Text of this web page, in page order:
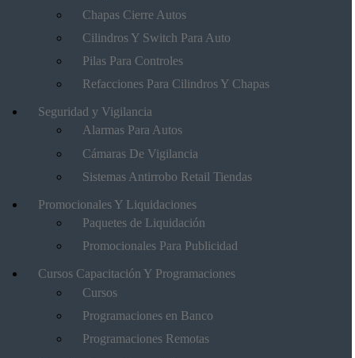
Chapas Cierre Autos
Cilindros Y Switch Para Auto
Pilas Para Controles
Refacciones Para Cilindros Y Chapas
Seguridad y Vigilancia
Alarmas Para Autos
Cámaras De Vigilancia
Sistemas Antirrobo Retail Tiendas
Promocionales Y Liquidaciones
Paquetes de Liquidación
Promocionales Para Publicidad
Cursos Capacitación Y Programaciones
Cursos
Programaciones en Banco
Programaciones Remotas